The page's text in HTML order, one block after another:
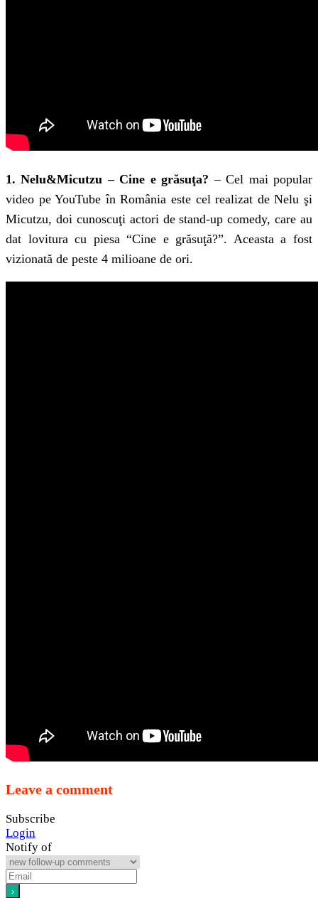
1. Nelu&Micutzu – Cine e grăsuţa? – Cel mai popular
video pe YouTube în România este cel realizat de Nelu şi
Micutzu, doi cunoscuţi actori de stand-up comedy, care au
dat lovitura cu piesa “Cine e grăsuţă?”. Aceasta a fost
vizionată de peste 4 milioane de ori.
Leave a comment
Subscribe
Login
Notify of